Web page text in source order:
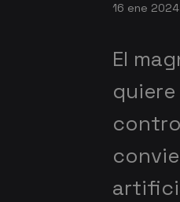
16 ene 2024
El